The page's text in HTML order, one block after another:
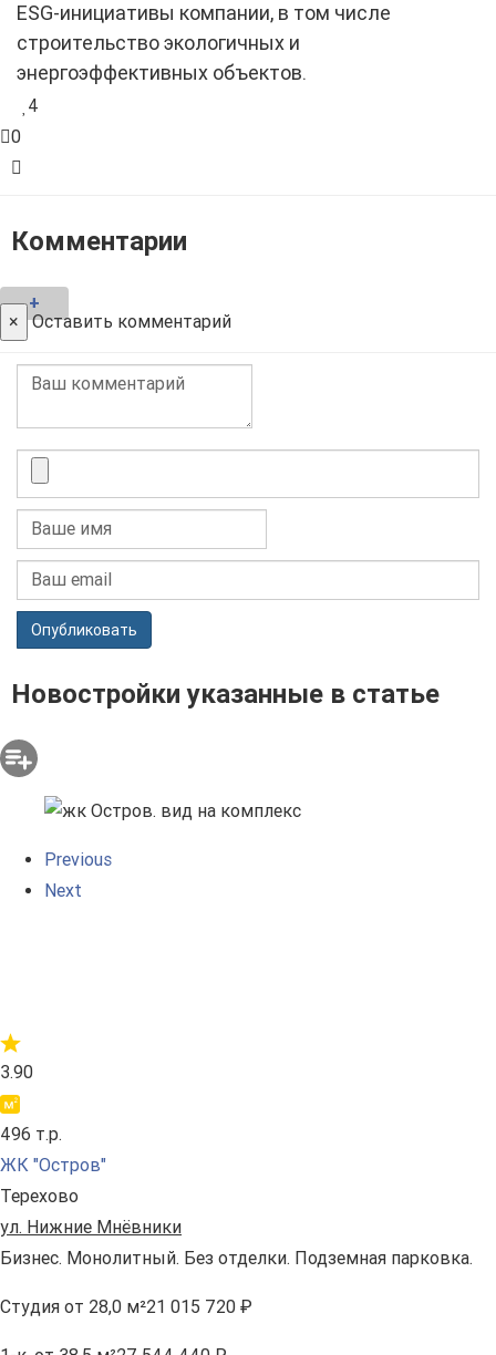
ESG-инициативы компании, в том числе
строительство экологичных и
энергоэффективных объектов.
4
0
Комментарии
+
× Оставить комментарий
Опубликовать
Новостройки указанные в статье
Previous
Next
3.90
496 т.р.
ЖК "Остров"
Терехово
ул. Нижние Мнёвники
Бизнес. Монолитный. Без отделки. Подземная парковка.
Студия от 28,0 м²21 015 720 ₽